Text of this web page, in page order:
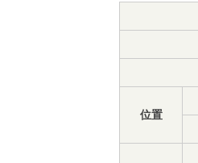
位置